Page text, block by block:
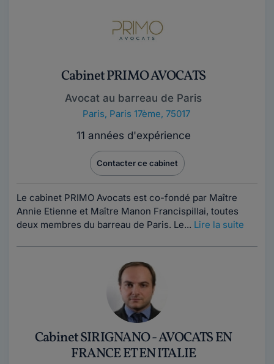
Cabinet PRIMO AVOCATS
Avocat au barreau de Paris
Paris, Paris 17ème, 75017
11 années d'expérience
Contacter ce cabinet
Le cabinet PRIMO Avocats est co-fondé par Maître
Annie Etienne et Maître Manon Francispillai, toutes
deux membres du barreau de Paris. Le... Lire la suite
Cabinet SIRIGNANO - AVOCATS EN
FRANCE ET EN ITALIE